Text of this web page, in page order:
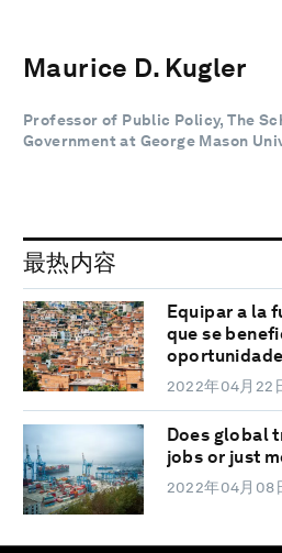
Maurice D. Kugler
Professor of Public Policy, The
Government at George Mason
最热内容
Equipar a la
que se
2022年04月22
Does global
jobs or just
2022年04月08